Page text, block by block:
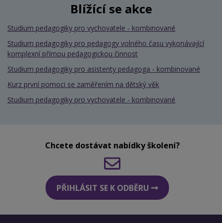
Blížící se akce
Studium pedagogiky pro vychovatele - kombinované
Studium pedagogiky pro pedagogy volného času vykonávající
komplexní přímou pedagogickou činnost
Studium pedagogiky pro asistenty pedagoga - kombinované
Kurz první pomoci se zaměřením na dětský věk
Studium pedagogiky pro vychovatele - kombinované
Chcete dostávat nabídky školení?
PŘIHLÁSIT SE K ODBĚRU